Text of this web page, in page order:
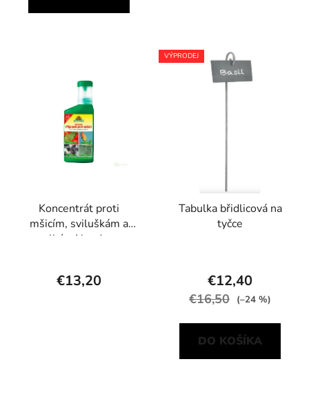
Koncentrát proti
mšicím, sviluškám a
molicím Neudosan
€13,20
VÝPRODEJ
Tabulka břidlicová na
tyčce
€12,40
€16,50 (–24 %)
DO KOŠÍKA